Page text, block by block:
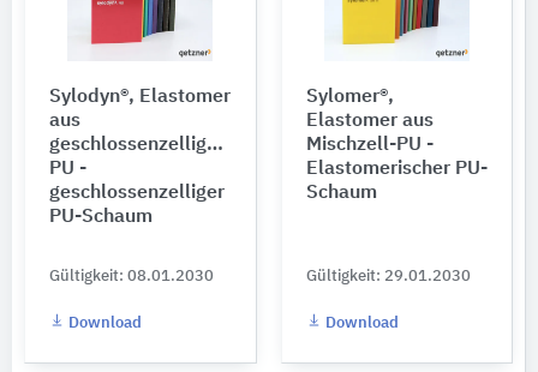
Sylodyn®, Elastomer
aus
geschlossenzelligem
PU -
geschlossenzelliger
PU-Schaum
Gültigkeit: 08.01.2030
Download
Sylomer®,
Elastomer aus
Mischzell-PU -
Elastomerischer PU-
Schaum
Gültigkeit: 29.01.2030
Download